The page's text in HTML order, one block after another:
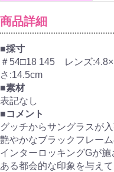
商品詳細
■採寸
＃54□18 145 レンズ
さ:14.5cm
■素材
表記なし
■コメント
グッチからサングラスが入
艶やかなブラックフレー
インターロッキングGが
ある都会的な印象を与え